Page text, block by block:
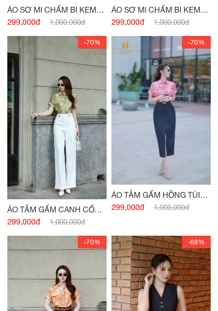
ÁO SƠ MI CHẤM BI KEM
ĐEN CHUN VAI
299,000đ 1,000,000đ
ÁO SƠ MI CHẤM BI KEM
ĐỎ CHUN VAI
299,000đ 1,000,000đ
-70%
ÁO TẰM GẤM CANH CỐM
TÚI NGỰC
299,000đ 1,000,000đ
-70%
ÁO TẰM GẤM HỒNG TÚI
NGỰC
299,000đ 1,000,000đ
-70% -68%